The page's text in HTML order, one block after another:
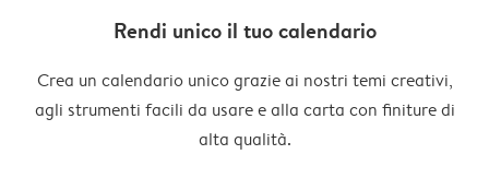
Rendi unico il tuo calendario
Crea un calendario unico grazie ai nostri temi creativi,
agli strumenti facili da usare e alla carta con finiture di
alta qualità.